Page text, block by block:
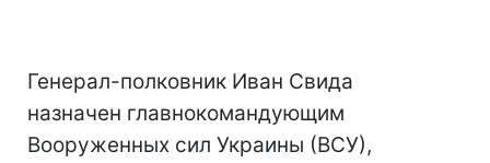
Генерал-полковник Иван Свида
назначен главнокомандующим
Вооруженных сил Украины (ВСУ),